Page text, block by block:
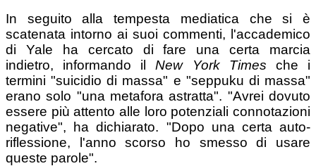
In seguito alla tempesta mediatica che si è
scatenata intorno ai suoi commenti, l'accademico
di Yale ha cercato di fare una certa marcia
indietro, informando ilNew York Times che i
termini "suicidio di massa" e "seppuku di massa"
erano solo "una metafora astratta". "Avrei dovuto
essere più attento alle loro potenziali connotazioni
negative", ha dichiarato. "Dopo una certa auto-
riflessione, l'anno scorso ho smesso di usare
queste parole".